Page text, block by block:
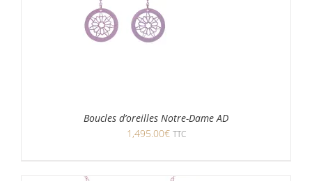
Boucles d’oreilles Notre-Dame AD
1,495.00€ TTC